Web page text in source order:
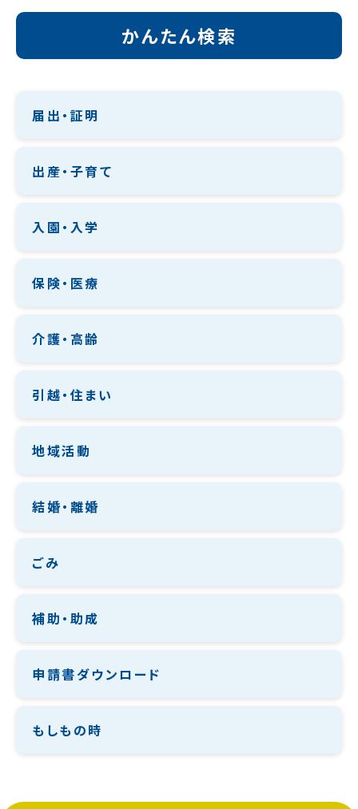
かんたん検索
届出・証明
出産・子育て
入園・入学
保険・医療
介護・高齢
引越・住まい
地域活動
結婚・離婚
ごみ
補助・助成
申請書ダウンロード
もしもの時